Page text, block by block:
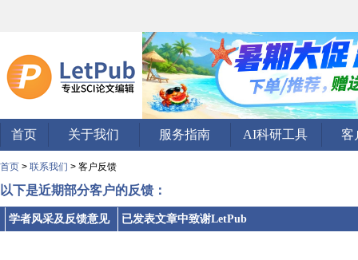
首页 关于我们 服务指南 AI科研工具 客
首页 > 联系我们 > 客户反馈
以下是近期部分客户的反馈：
学者风采及反馈意见 已发表文章中致谢LetPub